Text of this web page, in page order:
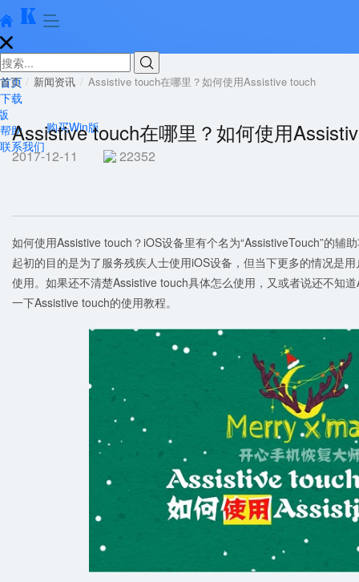
  


首页
下载
购买Win版
帮助
联系我们
首页 新闻资讯 Assistive touch在哪里？如何使用Assistive touch
Assistive touch在哪里？如何使用
2017-12-11 22352
如何使用Assistive touch？iOS设备里有个名为“AssistiveTouch”的辅
起初的目的是为了服务残疾人士使用iOS设备，但当下更多的情况是
使用。如果还不清楚Assistive touch具体怎么使用，又或者说还不知
一下Assistive touch的使用教程。